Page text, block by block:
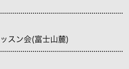
スン会(富士山麓)